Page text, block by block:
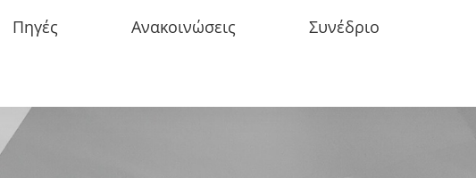
Πηγές Ανακοινώσεις Συνέδριο